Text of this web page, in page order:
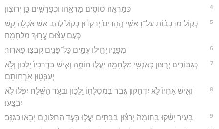
4 כְּמַרְאֵ֥ה סוּסִ֖ים מַרְאֵ֑הוּ וּכְפָרָשִׁ֖ים כֵּ֥ן יְרוּצֽוּן׃
5
כְּק֣וֹל מַרְכָּב֗וֹת עַל־רָאשֵׁ֤י הֶֽהָרִים֙ יְרַקֵּד֔וּן כְּקוֹל֙ לַ֣הַב אֵ֔שׁ אֹכְלָ֖ה קָ֑שׁ
כְּעַ֣ם עָצ֔וּם עֱר֖וּךְ מִלְחָמָֽה׃
6 מִפָּנָ֖יו יָחִ֣ילוּ עַמִּ֑ים כָּל־פָּנִ֖ים קִבְּצ֥וּ פָארֽוּר׃
7
כְּגִבּוֹרִ֣ים יְרֻצ֔וּן כְּאַנְשֵׁ֥י מִלְחָמָ֖ה יַעֲל֣וּ חוֹמָ֑ה וְאִ֤ישׁ בִּדְרָכָיו֙ יֵֽלֵכ֔וּן וְלֹ֥א
יְעַבְּט֖וּן אֹרְחוֹתָֽם׃
8
וְאִ֤ישׁ אָחִיו֙ לֹ֣א יִדְחָק֔וּן גֶּ֥בֶר בִּמְסִלָּת֖וֹ יֵֽלֵכ֑וּן וּבְעַ֥ד הַשֶּׁ֛לַח יִפֹּ֖לוּ לֹ֥א
יִבְצָֽעוּ׃
9 בָּעִ֣יר יָשֹׁ֗קּוּ בַּֽחוֹמָה֙ יְרֻצ֔וּן בַּבָּתִּ֖ים יַעֲל֑וּ בְּעַ֧ד הַחַלּוֹנִ֛ים יָבֹ֖אוּ כַּגַּנָּֽב׃